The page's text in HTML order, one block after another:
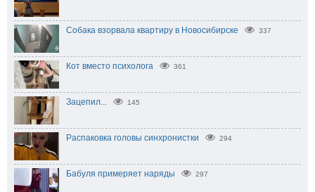
Собака взорвала квартиру в Новосибирске 337
Кот вместо психолога 361
Зацепил... 145
Распаковка головы синхронистки 294
Бабуля примеряет наряды 297